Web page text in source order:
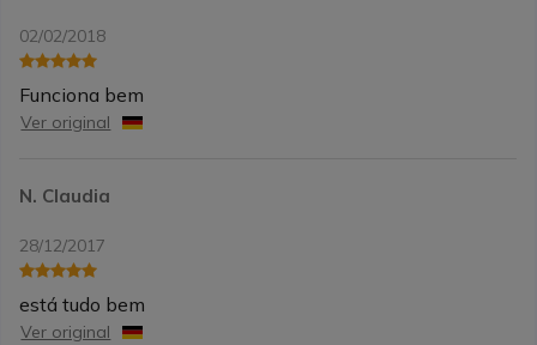
02/02/2018
Funciona bem
Ver original
N. Claudia
28/12/2017
está tudo bem
Ver original